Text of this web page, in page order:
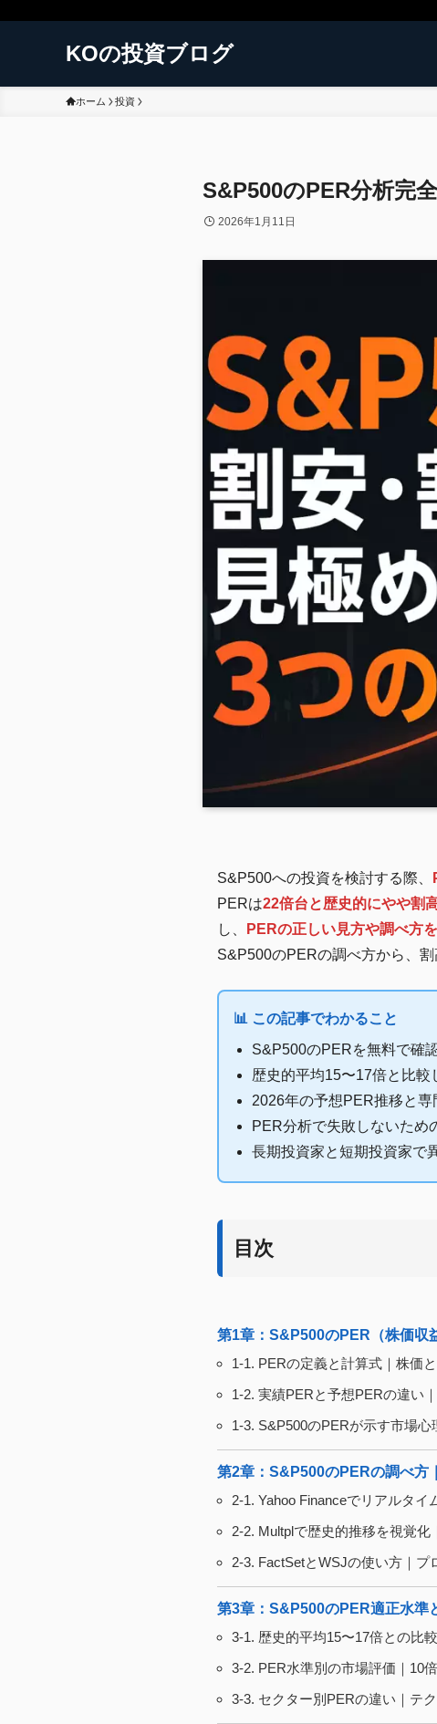
KOの投資ブログ
ホーム 投資
S&P500のPER分析完
2026年1月11日
S&P500への投資を検討する際、
PERは22倍台と歴史的にやや割
し、
PERの正しい見方や調べ方
S&P500のPERの調べ方から、
📊 この記事でわかること
S&P500のPERを無料で確
歴史的平均15〜17倍と比
2026年の予想PER推移と
PER分析で失敗しないため
長期投資家と短期投資家で
目次
第1章：S&P500のPER（株価収
1-1. PERの定義と計算式｜株価
1-2. 実績PERと予想PERの違い
1-3. S&P500のPERが示す市場
第2章：S&P500のPERの調べ方
2-1. Yahoo Financeでリアルタイ
2-2. Multplで歴史的推移を視覚
2-3. FactSetとWSJの使い方｜
第3章：S&P500のPER適正水準
3-1. 歴史的平均15〜17倍との比
3-2. PER水準別の市場評価｜10
3-3. セクター別PERの違い｜テ